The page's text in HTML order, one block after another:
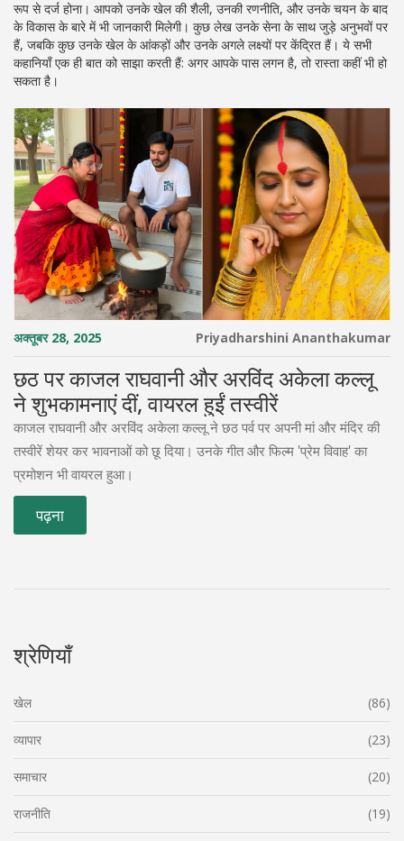
रूप से दर्ज होना। आपको उनके खेल की शैली, उनकी रणनीति, और उनके चयन के बाद
के विकास के बारे में भी जानकारी मिलेगी। कुछ लेख उनके सेना के साथ जुड़े अनुभवों पर
हैं, जबकि कुछ उनके खेल के आंकड़ों और उनके अगले लक्ष्यों पर केंद्रित हैं। ये सभी
कहानियाँ एक ही बात को साझा करती हैं: अगर आपके पास लगन है, तो रास्ता कहीं भी हो
सकता है।
अक्तूबर 28, 2025 Priyadharshini Ananthakumar
छठ पर काजल राघवानी और अरविंद अकेला कल्लू
ने शुभकामनाएं दीं, वायरल हुईं तस्वीरें
काजल राघवानी और अरविंद अकेला कल्लू ने छठ पर्व पर अपनी मां और मंदिर की
तस्वीरें शेयर कर भावनाओं को छू दिया। उनके गीत और फिल्म 'प्रेम विवाह' का
प्रमोशन भी वायरल हुआ।
पढ़ना
श्रेणियाँ
खेल (86)
व्यापार (23)
समाचार (20)
राजनीति (19)